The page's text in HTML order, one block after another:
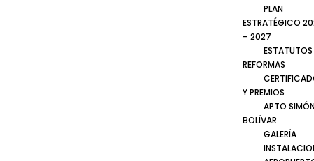
PLAN
ESTRATÉGICO
– 2027
ESTATUTOS
REFORMAS
Y PREMIOS
APTO
BOLÍVAR
GALERÍA